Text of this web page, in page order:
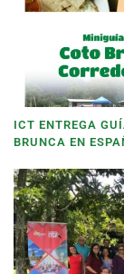
ICT ENTREGA
BRUNCA EN